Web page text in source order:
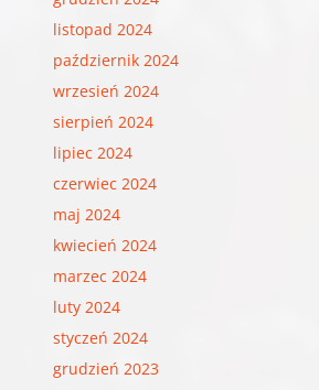
listopad 2024
październik 2024
wrzesień 2024
sierpień 2024
lipiec 2024
czerwiec 2024
maj 2024
kwiecień 2024
marzec 2024
luty 2024
styczeń 2024
grudzień 2023